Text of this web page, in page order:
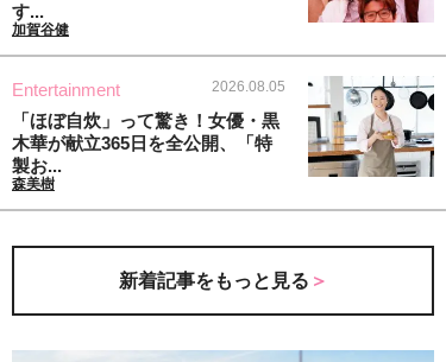
す...
加賀谷健
Entertainment 2026.08.05
「ほぼ自炊」って驚き！女優・黒
木華が献立365日を全公開、「特
製お...
森美樹
新着記事をもっと見る